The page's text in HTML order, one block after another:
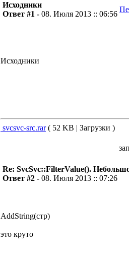
Исходники
Ответ #1 - 08. Июля 2013 :: 06:56
Исходники
svcsvc-src.rar( 52 KB | Загрузки )
Re: SvcSvc::FilterValue().
Ответ #2 - 08. Июля 2013 :: 07:26
AddString(стр)
это круто